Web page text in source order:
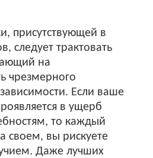
присутствующей в
следует трактовать
на
чрезмерного
Если ваше
в ущерб
то каждый
своем, вы рискуете
Даже лучших